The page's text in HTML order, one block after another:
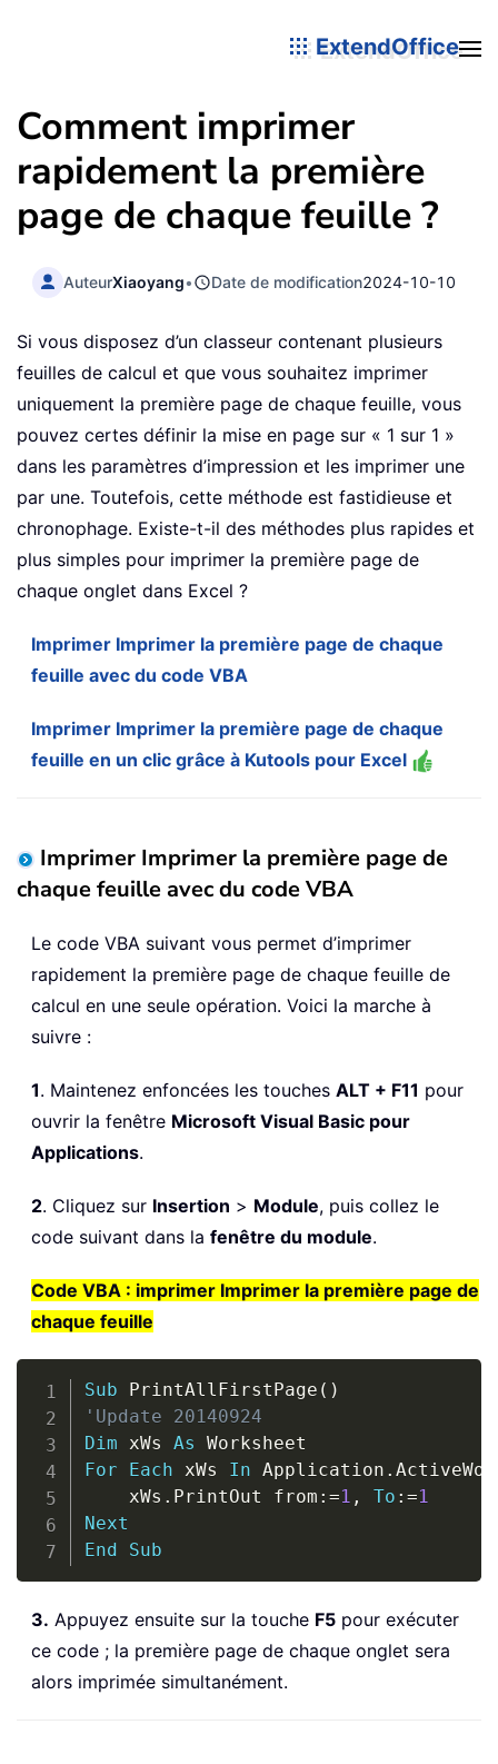
ExtendOffice
Comment imprimer
rapidement la première
page de chaque feuille ?
AuteurXiaoyang• Date de modification2024-10-10
Si vous disposez d’un classeur contenant plusieurs
feuilles de calcul et que vous souhaitez imprimer
uniquement la première page de chaque feuille, vous
pouvez certes définir la mise en page sur « 1 sur 1 »
dans les paramètres d’impression et les imprimer une
par une. Toutefois, cette méthode est fastidieuse et
chronophage. Existe-t-il des méthodes plus rapides et
plus simples pour imprimer la première page de
chaque onglet dans Excel ?
Imprimer Imprimer la première page de chaque
feuille avec du code VBA
Imprimer Imprimer la première page de chaque
feuille en un clic grâce à Kutools pour Excel
Imprimer Imprimer la première page de
chaque feuille avec du code VBA
Le code VBA suivant vous permet d’imprimer
rapidement la première page de chaque feuille de
calcul en une seule opération. Voici la marche à
suivre :
1. Maintenez enfoncées les touches ALT + F11 pour
ouvrir la fenêtre Microsoft Visual Basic pour
Applications.
2. Cliquez sur Insertion > Module, puis collez le
code suivant dans la fenêtre du module.
Code VBA : imprimer Imprimer la première page de
chaque feuille
Sub PrintAllFirstPage ( )
'Update 20140924
Dim xWs As
For
Each xWs In Application .
    xWs
. PrintOut from : =1 , To : =1
Next
End
Sub
3. Appuyez ensuite sur la touche F5 pour exécuter
ce code ; la première page de chaque onglet sera
alors imprimée simultanément.